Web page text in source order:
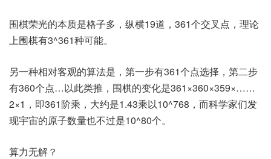
围棋荣光的本质是格子多，纵横19道，361个交叉点，理论
上围棋有3^361种可能。
另一种相对客观的算法是，第一步有361个点选择，第二步
有360个点…以此类推，围棋的变化是361×360×359×……
2×1，即361阶乘，大约是1.43乘以10^768，而科学家们发
现宇宙的原子数量也不过是10^80个。
算力无解？